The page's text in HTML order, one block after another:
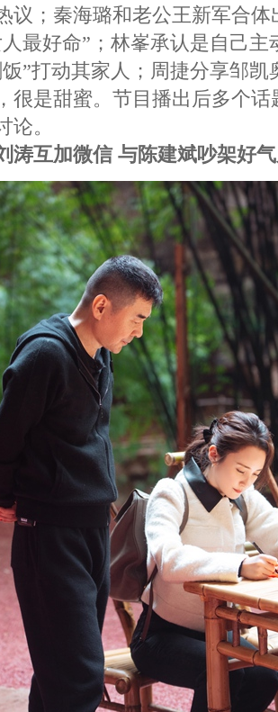
议；秦海璐和老公王新军合
最好命”；林峯承认是自己
”打动其家人；周捷分享邹
很是甜蜜。节目播出后多个
论。
涛互加微信 与陈建斌吵架好